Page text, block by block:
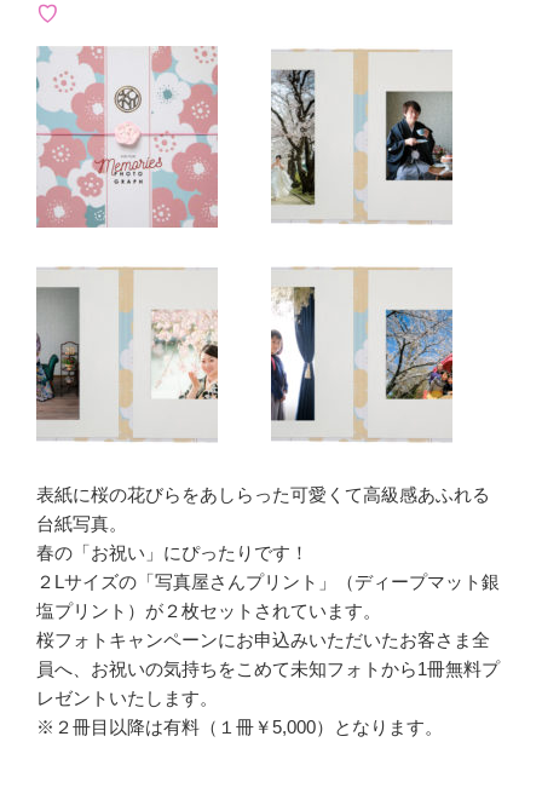
♡
表紙に桜の花びらをあしらった可愛くて高級感あふれる
台紙写真。
春の「お祝い」にぴったりです！
２Lサイズの「写真屋さんプリント」（ディープマット銀
塩プリント）が２枚セットされています。
桜フォトキャンペーンにお申込みいただいたお客さま全
員へ、お祝いの気持ちをこめて未知フォトから1冊無料プ
レゼントいたします。
※２冊目以降は有料（１冊￥5,000）となります。